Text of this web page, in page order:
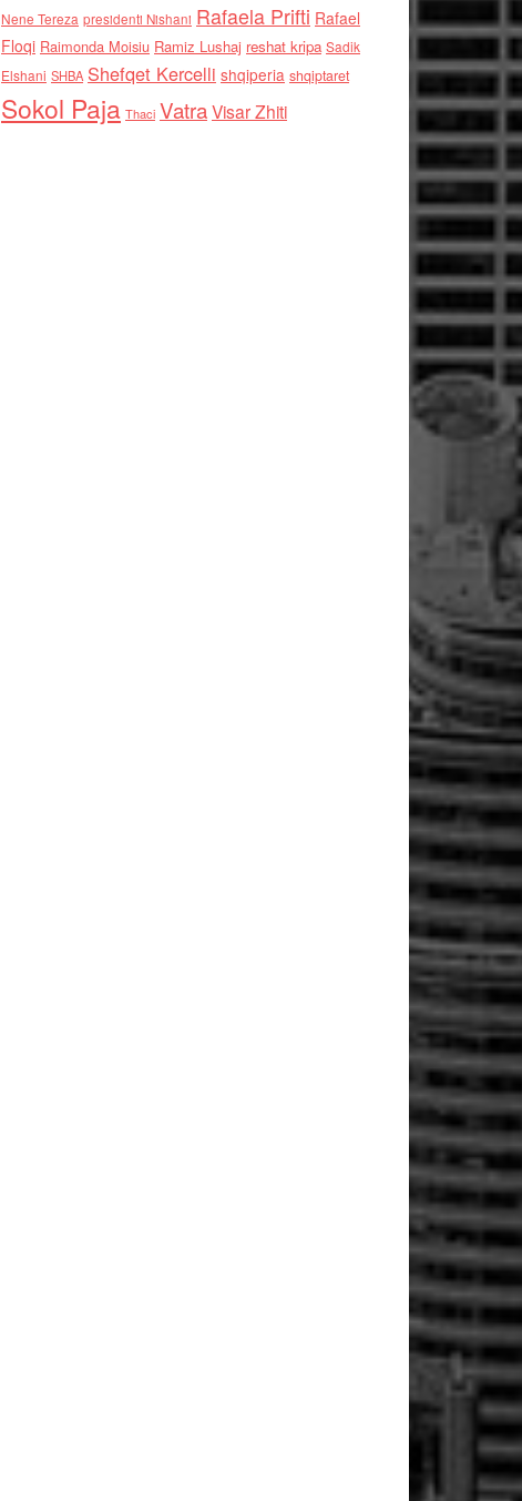
Nene Tereza presidenti Nishani Rafaela Prifti Rafael
Floqi Raimonda Moisiu Ramiz Lushaj reshat kripa Sadik
Elshani SHBA Shefqet Kercelli shqiperia shqiptaret
Sokol Paja Thaci VatraVisar Zhiti